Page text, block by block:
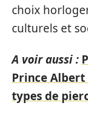
choix
culturels et
A voir aussi :
Prince
types de